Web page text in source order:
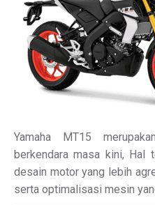
Yamaha MT15
berkendara masa kini, Hal
desain motor yang lebih
serta optimalisasi mesin